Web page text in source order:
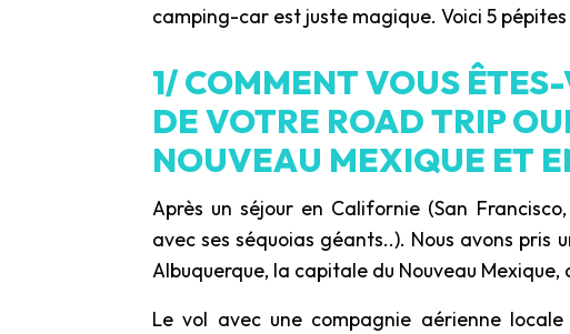
camping-car est juste magique. Voici 5
1/ COMMENT VOUS
DE VOTRE ROAD TRIP
NOUVEAU MEXIQUE ET
Après un séjour en Californie (San
avec ses séquoias géants..). Nous avons pris
Albuquerque, la capitale du Nouveau Mexique,
Le vol avec une compagnie aérienne